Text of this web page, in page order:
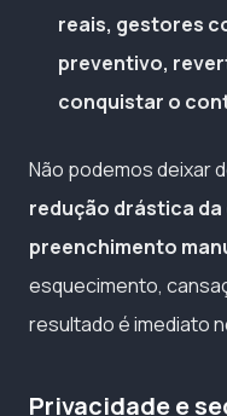
reais, gestores
preventivo,
conquistar o
Não podemos deixar
redução drástica
preenchimento
esquecimento,
resultado é imediato
Privacidade e